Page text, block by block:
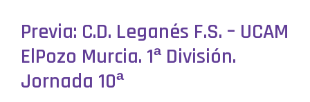
Previa: C.D. Leganés F.S. – UCAM
ElPozo Murcia. 1ª División.
Jornada 10ª